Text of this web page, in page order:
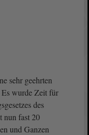
sehr geehrten
wurde Zeit für
des
nun fast 20
und Ganzen